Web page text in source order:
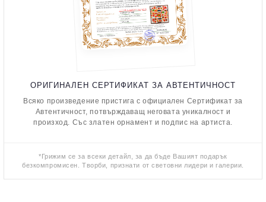
ОРИГИНАЛЕН СЕРТИФИКАТ ЗА АВТЕНТИЧНОСТ
Всяко произведение пристига с официален Сертификат за
Автентичност, потвърждаващ неговата уникалност и
произход. Със златен орнамент и подпис на артиста.
*Грижим се за всеки детайл, за да бъде Вашият подарък
безкомпромисен. Творби, признати от световни лидери и галерии.